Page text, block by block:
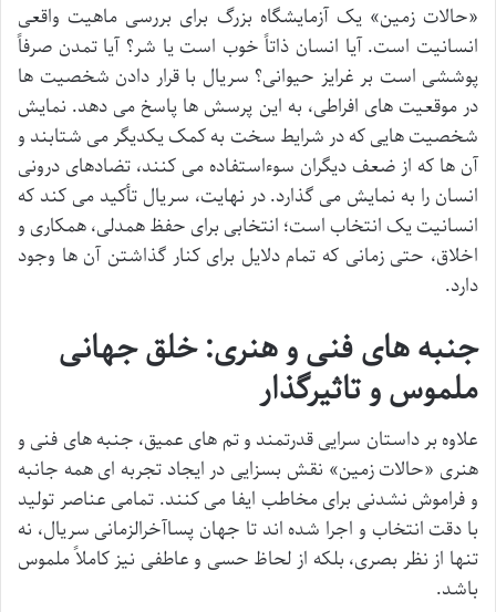
«حالات زمین» یک آزمایشگاه بزرگ برای بررسی ماهیت واقعی
انسانیت است. آیا انسان ذاتاً خوب است یا شر؟ آیا تمدن صرفاً
پوششی است بر غرایز حیوانی؟ سریال با قرار دادن شخصیت ها
در موقعیت های افراطی، به این پرسش ها پاسخ می دهد. نمایش
شخصیت هایی که در شرایط سخت به کمک یکدیگر می شتابند و
آن ها که از ضعف دیگران سوءاستفاده می کنند، تضادهای درونی
انسان را به نمایش می گذارد. در نهایت، سریال تأکید می کند که
انسانیت یک انتخاب است؛ انتخابی برای حفظ همدلی، همکاری و
اخلاق، حتی زمانی که تمام دلایل برای کنار گذاشتن آن ها وجود
دارد.
جنبه های فنی و هنری: خلق جهانی
ملموس و تاثیرگذار
علاوه بر داستان سرایی قدرتمند و تم های عمیق، جنبه های فنی و
هنری «حالات زمین» نقش بسزایی در ایجاد تجربه ای همه جانبه
و فراموش نشدنی برای مخاطب ایفا می کنند. تمامی عناصر تولید
با دقت انتخاب و اجرا شده اند تا جهان پساآخرالزمانی سریال، نه
تنها از نظر بصری، بلکه از لحاظ حسی و عاطفی نیز کاملاً ملموس
باشد.